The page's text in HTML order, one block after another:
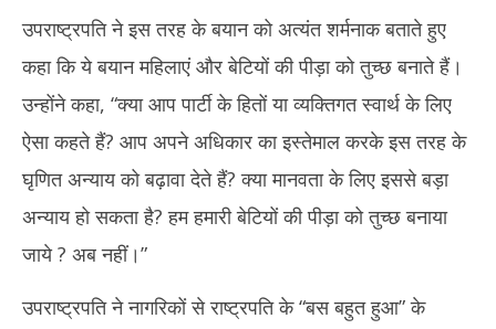
उपराष्ट्रपति ने इस तरह के बयान को अत्यंत शर्मनाक बताते हुए
कहा कि ये बयान महिलाएं और बेटियों की पीड़ा को तुच्छ बनाते हैं।
उन्होंने कहा, “क्या आप पार्टी के हितों या व्यक्तिगत स्वार्थ के लिए
ऐसा कहते हैं? आप अपने अधिकार का इस्तेमाल करके इस तरह के
घृणित अन्याय को बढ़ावा देते हैं? क्या मानवता के लिए इससे बड़ा
अन्याय हो सकता है? हम हमारी बेटियों की पीड़ा को तुच्छ बनाया
जाये ? अब नहीं।”
उपराष्ट्रपति ने नागरिकों से राष्ट्रपति के “बस बहुत हुआ” के